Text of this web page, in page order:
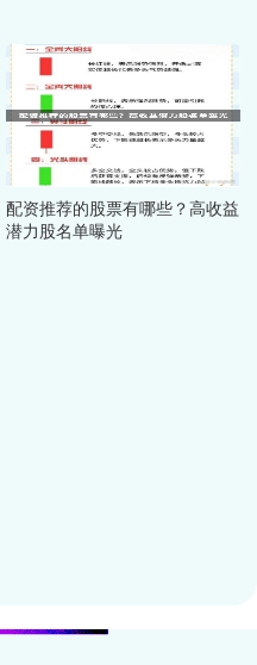
配资推荐的股票有哪些？高收益
潜力股名单曝光